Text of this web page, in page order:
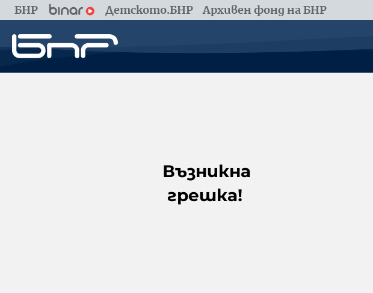
БНР Детското.БНР Архивен фонд на БНР
Възникна
грешка!